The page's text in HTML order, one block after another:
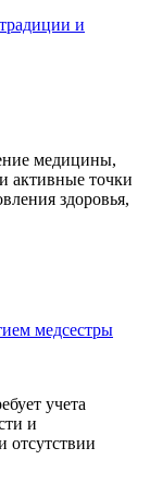
и
медицины,
активные точки
здоровья,
медсестры
учета
и
отсутствии